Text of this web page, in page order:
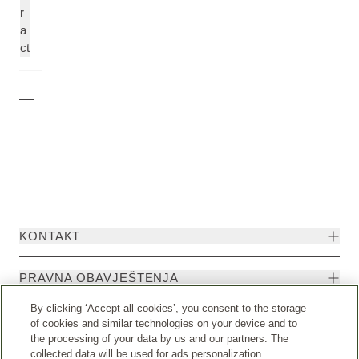
r
a
ct
KONTAKT
PRAVNA OBAVJEŠTENJA
By clicking ‘Accept all cookies’, you consent to the storage
of cookies and similar technologies on your device and to
the processing of your data by us and our partners. The
collected data will be used for ads personalization.